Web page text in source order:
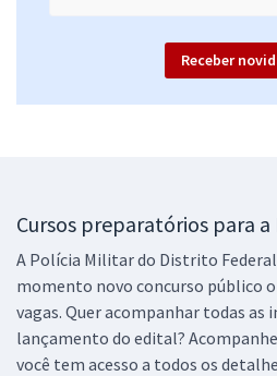
ou R$ 1.200,00 à
Comprar
Receber
Cursos preparatórios para a
A Polícia Militar do Distrito
momento novo concurso público
vagas. Quer acompanhar todas as
lançamento do edital?
você tem acesso a todos os